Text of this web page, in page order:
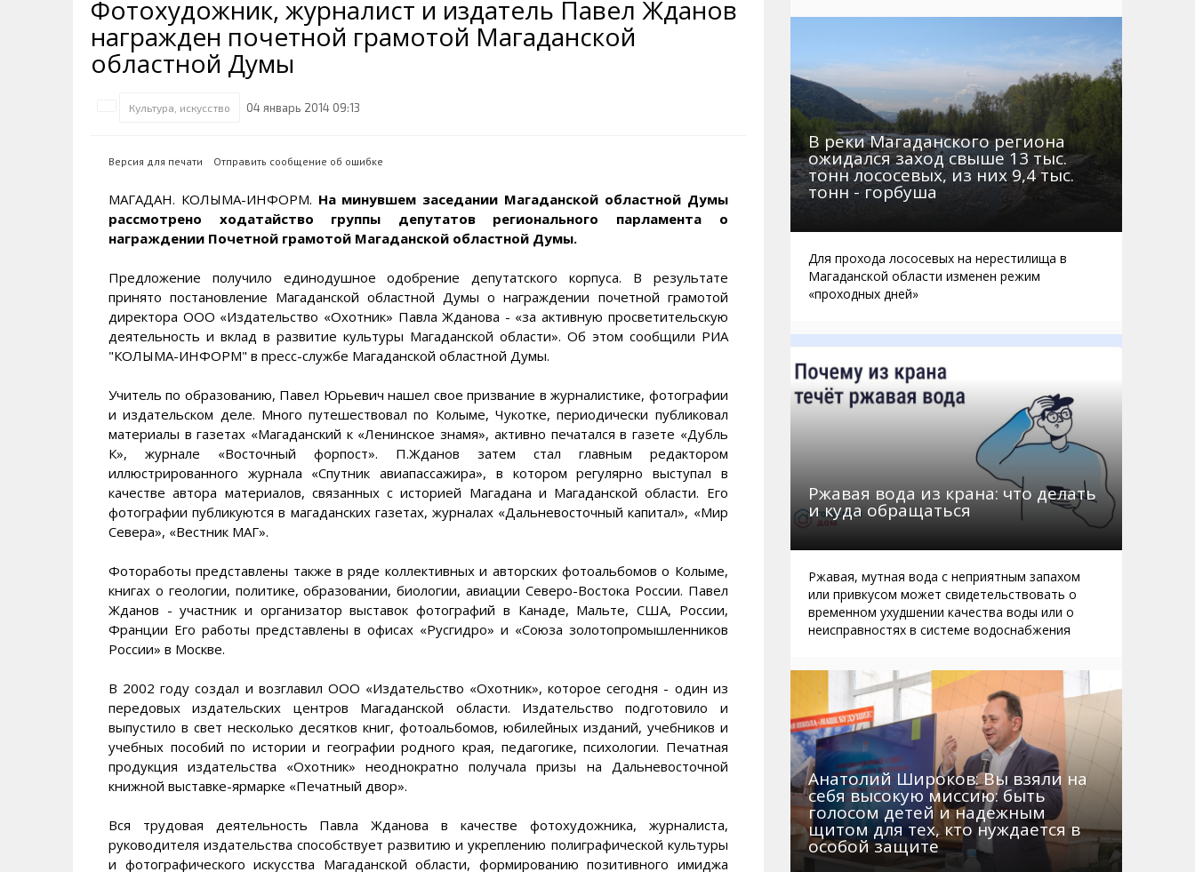
Транспортная инфраструктура
Их надо знать. Галерея славы
Колымы
Интерактивная карта
Песни о Колыме
Кинохроника Магадана
3D районы города
Автобусы Магадан – Аэропорт
Таблица приливов отливов
Губернатор
Наркоте нет
Аэропорт Магадан
Полицейских не бить
Аварии ДТП
Кванториум
Визит
Алименты
УМВД
Косторезы Магадана
Не мусорить
Браконьеры
Фотохудожник, журналист и издатель Павел Жданов
награжден почетной грамотой Магаданской
областной Думы
Культура, искусство 04 январь 2014 09:13
Версия для печати Отправить сообщение об ошибке
МАГАДАН. КОЛЫМА-ИНФОРМ. На минувшем заседании Магаданской областной Думы
рассмотрено ходатайство группы депутатов регионального парламента о
награждении Почетной грамотой Магаданской областной Думы.
Предложение получило единодушное одобрение депутатского корпуса. В результате
принято постановление Магаданской областной Думы о награждении почетной грамотой
директора ООО «Издательство «Охотник» Павла Жданова - «за активную просветительскую
деятельность и вклад в развитие культуры Магаданской области». Об этом сообщили РИА
"КОЛЫМА-ИНФОРМ" в пресс-службе Магаданской областной Думы.
Учитель по образованию, Павел Юрьевич нашел свое призвание в журналистике, фотографии
и издательском деле. Много путешествовал по Колыме, Чукотке, периодически публиковал
материалы в газетах «Магаданский к «Ленинское знамя», активно печатался в газете «Дубль
К», журнале «Восточный форпост». П.Жданов затем стал главным редактором
иллюстрированного журнала «Спутник авиапассажира», в котором регулярно выступал в
качестве автора материалов, связанных с историей Магадана и Магаданской области. Его
фотографии публикуются в магаданских газетах, журналах «Дальневосточный капитал», «Мир
Севера», «Вестник МАГ».
Фотоработы представлены также в ряде коллективных и авторских фотоальбомов о Колыме,
книгах о геологии, политике, образовании, биологии, авиации Северо-Востока России. Павел
Жданов - участник и организатор выставок фотографий в Канаде, Мальте, США, России,
Франции Его работы представлены в офисах «Русгидро» и «Союза золотопромышленников
России» в Москве.
В 2002 году создал и возглавил ООО «Издательство «Охотник», которое сегодня - один из
передовых издательских центров Магаданской области. Издательство подготовило и
выпустило в свет несколько десятков книг, фотоальбомов, юбилейных изданий, учебников и
учебных пособий по истории и географии родного края, педагогике, психологии. Печатная
продукция издательства «Охотник» неоднократно получала призы на Дальневосточной
книжной выставке-ярмарке «Печатный двор».
Вся трудовая деятельность Павла Жданова в качестве фотохудожника, журналиста,
руководителя издательства способствует развитию и укреплению полиграфической культуры
и фотографического искусства Магаданской области, формированию позитивного имиджа
В реки Магаданского региона
ожидался заход свыше 13 тыс.
тонн лососевых, из них 9,4 тыс.
тонн - горбуша
Для прохода лососевых на нерестилища в
Магаданской области изменен режим
«проходных дней»
Ржавая вода из крана: что делать
и куда обращаться
Ржавая, мутная вода с неприятным запахом
или привкусом может свидетельствовать о
временном ухудшении качества воды или о
неисправностях в системе водоснабжения
Анатолий Широков: Вы взяли на
себя высокую миссию: быть
голосом детей и надежным
щитом для тех, кто нуждается в
особой защите